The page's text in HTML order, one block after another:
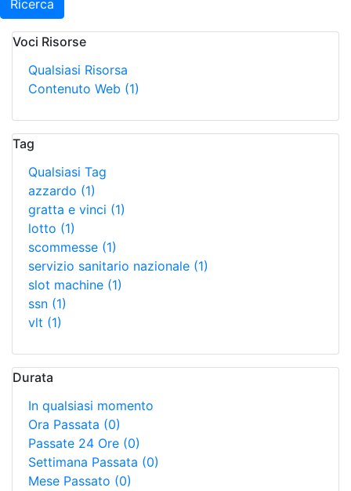
Ricerca
Voci Risorse
Qualsiasi Risorsa
Contenuto Web (1)
Tag
Qualsiasi Tag
azzardo (1)
gratta e vinci (1)
lotto (1)
scommesse (1)
servizio sanitario nazionale (1)
slot machine (1)
ssn (1)
vlt (1)
Durata
In qualsiasi momento
Ora Passata (0)
Passate 24 Ore (0)
Settimana Passata (0)
Mese Passato (0)